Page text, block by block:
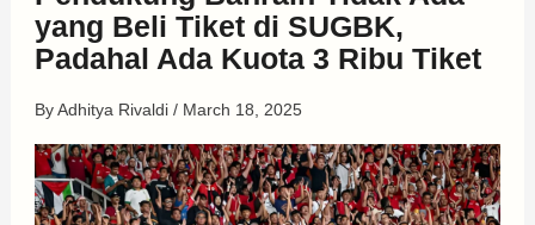
yang Beli Tiket di SUGBK,
Padahal Ada Kuota 3 Ribu Tiket
ByAdhitya Rivaldi / March 18, 2025